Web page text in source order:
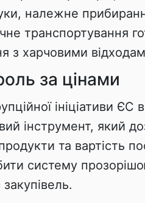
належне
транспортування
з харчовими
за цінами
ініціативи ЄС в
інструмент, який
та вартість
систему